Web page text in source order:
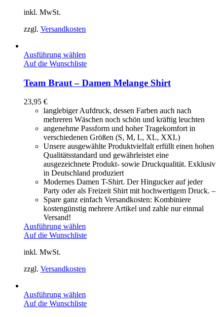
inkl. MwSt.
zzgl. Versandkosten
Ausführung wählen
Auf die Wunschliste
Team Braut – Damen Melange Shirt
23,95 €
langlebiger Aufdruck, dessen Farben auch nach
mehreren Wäschen noch schön und kräftig leuchten
angenehme Passform und hoher Tragekomfort in
verschiedenen Größen (S, M, L, XL, XXL)
Unsere ausgewählte Produktvielfalt erfüllt einen hohen
Qualitätsstandard und gewährleistet eine
ausgezeichnete Produkt- sowie Druckqualität. Exklusiv
in Deutschland produziert
Modernes Damen T-Shirt. Der Hingucker auf jeder
Party oder als Freizeit Shirt mit hochwertigem Druck. –
Spare ganz einfach Versandkosten: Kombiniere
kostengünstig mehrere Artikel und zahle nur einmal
Versand!
Ausführung wählen
Auf die Wunschliste
inkl. MwSt.
zzgl. Versandkosten
Ausführung wählen
Auf die Wunschliste